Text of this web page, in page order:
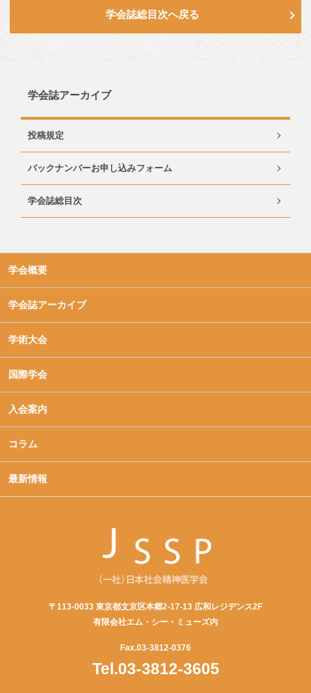
学会誌総目次へ戻る
学会誌アーカイブ
投稿規定
バックナンバーお申し込みフォーム
学会誌総目次
学会概要
学会誌アーカイブ
学術大会
国際学会
入会案内
コラム
最新情報
〒113-0033 東京都文京区本郷2-17-13 広和レジデンス2F
有限会社エム・シー・ミューズ内
Fax.03-3812-0376
Tel.03-3812-3605